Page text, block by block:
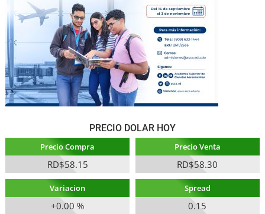
PRECIO DOLAR HOY
Precio Compra
RD$58.15
Precio Venta
RD$58.30
Variacion
+0.00 %
Spread
0.15